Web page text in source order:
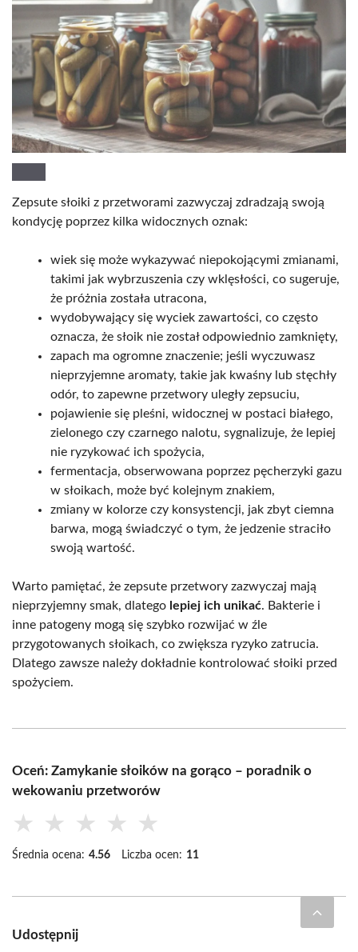
Zepsute słoiki z przetworami zazwyczaj zdradzają swoją
kondycję poprzez kilka widocznych oznak:
wiek się może wykazywać niepokojącymi zmianami,
takimi jak wybrzuszenia czy wklęsłości, co sugeruje,
że próżnia została utracona,
wydobywający się wyciek zawartości, co często
oznacza, że słoik nie został odpowiednio zamknięty,
zapach ma ogromne znaczenie; jeśli wyczuwasz
nieprzyjemne aromaty, takie jak kwaśny lub stęchły
odór, to zapewne przetwory uległy zepsuciu,
pojawienie się pleśni, widocznej w postaci białego,
zielonego czy czarnego nalotu, sygnalizuje, że lepiej
nie ryzykować ich spożycia,
fermentacja, obserwowana poprzez pęcherzyki gazu
w słoikach, może być kolejnym znakiem,
zmiany w kolorze czy konsystencji, jak zbyt ciemna
barwa, mogą świadczyć o tym, że jedzenie straciło
swoją wartość.
Warto pamiętać, że zepsute przetwory zazwyczaj mają
nieprzyjemny smak, dlatego lepiej ich unikać. Bakterie i
inne patogeny mogą się szybko rozwijać w źle
przygotowanych słoikach, co zwiększa ryzyko zatrucia.
Dlatego zawsze należy dokładnie kontrolować słoiki przed
spożyciem.
Oceń: Zamykanie słoików na gorąco – poradnik o
wekowaniu przetworów
★ ★ ★ ★ ★
Średnia ocena: 4.56 Liczba ocen: 11
Udostępnij